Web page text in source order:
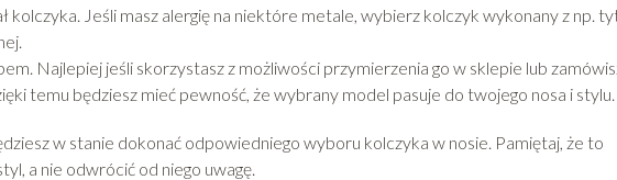
kolczyka. Jeśli masz alergię na niektóre metale, wybierz kolczyk wykonany z np.
Najlepiej jeśli skorzystasz z możliwości przymierzenia go w sklepie lub
temu będziesz mieć pewność, że wybrany model pasuje do twojego nosa i stylu.
w stanie dokonać odpowiedniego wyboru kolczyka w nosie. Pamiętaj, że to
a nie odwrócić od niego uwagę.